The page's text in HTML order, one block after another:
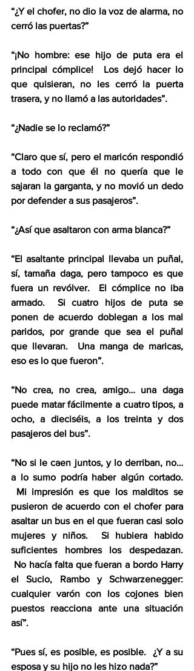
“¿Y el chofer, no dio la voz de alarma, no
cerró las puertas?”
“¡No hombre: ese hijo de puta era el
principal cómplice!  Los dejó hacer lo
que quisieran, no les cerró la puerta
trasera, y no llamó a las autoridades”.
“¿Nadie se lo reclamó?”
“Claro que sí, pero el maricón respondió
a todo con que él no quería que le
sajaran la garganta, y no movió un dedo
por defender a sus pasajeros”.
“¿Así que asaltaron con arma blanca?”
“El asaltante principal llevaba un puñal,
sí, tamaña daga, pero tampoco es que
fuera un revólver.  El cómplice no iba
armado.  Si cuatro hijos de puta se
ponen de acuerdo doblegan a los mal
paridos, por grande que sea el puñal
que llevaran.  Una manga de maricas,
eso es lo que fueron”.
“No crea, no crea, amigo… una daga
puede matar fácilmente a cuatro tipos, a
ocho, a dieciséis, a los treinta y dos
pasajeros del bus”.
“No si le caen juntos, y lo derriban, no…
a lo sumo podría haber algún cortado.
Mi impresión es que los malditos se
pusieron de acuerdo con el chofer para
asaltar un bus en el que fueran casi solo
mujeres y niños.  Si hubiera habido
suficientes hombres los despedazan.
No hacía falta que fueran a bordo Harry
el Sucio, Rambo y Schwarzenegger:
cualquier varón con los cojones bien
puestos reacciona ante una situación
así”.
“Pues sí, es posible, es posible.  ¿Y a su
esposa y su hijo no les hizo nada?”